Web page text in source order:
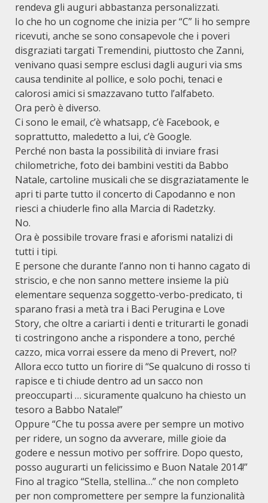
rendeva gli auguri abbastanza personalizzati.
Io che ho un cognome che inizia per “C” li ho sempre
ricevuti, anche se sono consapevole che i poveri
disgraziati targati Tremendini, piuttosto che Zanni,
venivano quasi sempre esclusi dagli auguri via sms
causa tendinite al pollice, e solo pochi, tenaci e
calorosi amici si smazzavano tutto l’alfabeto.
Ora però è diverso.
Ci sono le email, c’è whatsapp, c’è Facebook, e
soprattutto, maledetto a lui, c’è Google.
Perché non basta la possibilità di inviare frasi
chilometriche, foto dei bambini vestiti da Babbo
Natale, cartoline musicali che se disgraziatamente le
apri ti parte tutto il concerto di Capodanno e non
riesci a chiuderle fino alla Marcia di Radetzky.
No.
Ora è possibile trovare frasi e aforismi natalizi di
tutti i tipi.
E persone che durante l’anno non ti hanno cagato di
striscio, e che non sanno mettere insieme la più
elementare sequenza soggetto-verbo-predicato, ti
sparano frasi a metà tra i Baci Perugina e Love
Story, che oltre a cariarti i denti e triturarti le gonadi
ti costringono anche a rispondere a tono, perché
cazzo, mica vorrai essere da meno di Prevert, no!?
Allora ecco tutto un fiorire di “Se qualcuno di rosso ti
rapisce e ti chiude dentro ad un sacco non
preoccuparti … sicuramente qualcuno ha chiesto un
tesoro a Babbo Natale!”
Oppure “Che tu possa avere per sempre un motivo
per ridere, un sogno da avverare, mille gioie da
godere e nessun motivo per soffrire. Dopo questo,
posso augurarti un felicissimo e Buon Natale 2014!”
Fino al tragico “Stella, stellina…” che non completo
per non compromettere per sempre la funzionalità